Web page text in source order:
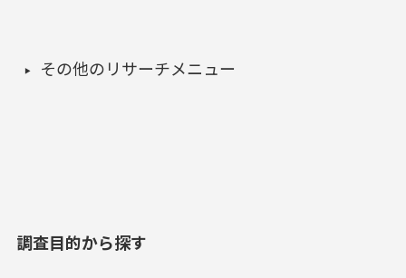
その他のリサーチメニュー
調査目的から探す